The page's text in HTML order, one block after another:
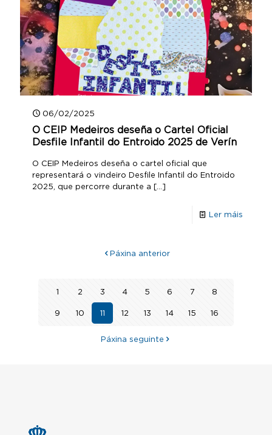
06/02/2025
O CEIP Medeiros deseña o Cartel Oficial
Desfile Infantil do Entroido 2025 de Verín
O CEIP Medeiros deseña o cartel oficial que
representará o vindeiro Desfile Infantil do Entroido
2025, que percorre durante a […]
Ler máis
Páxina anterior
1 2 3 4 5 6 7 8
9 10 11 12 13 14 15 16
Páxina seguinte